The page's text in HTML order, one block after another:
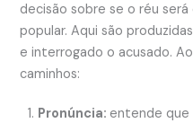
decisão sobre se o réu
popular. Aqui são
e interrogado o acusado.
caminhos:
Pronúncia: entende que